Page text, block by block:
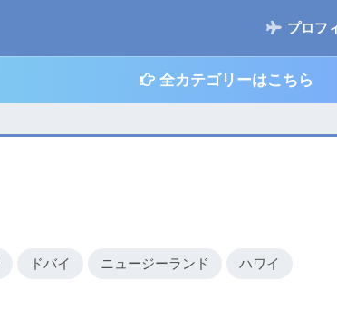
プロフ
全カテゴリーはこちら
ドバイ ニュージーランド ハワイ